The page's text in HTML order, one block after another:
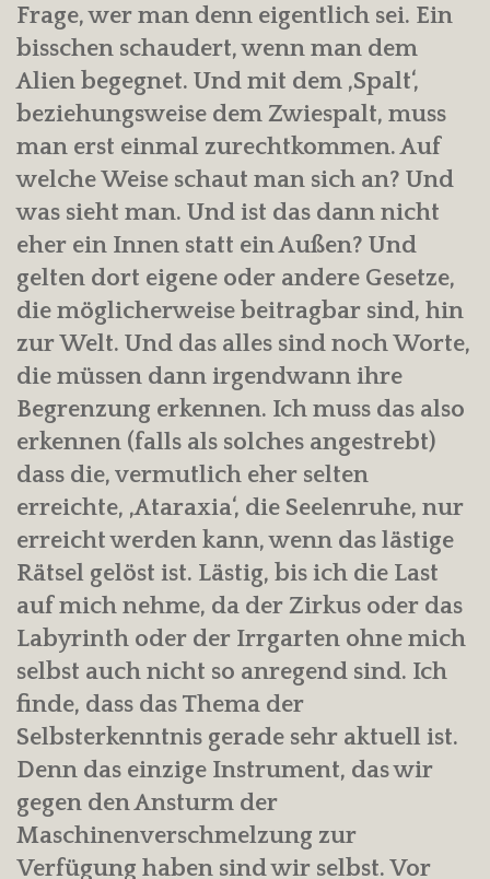
Frage, wer man denn eigentlich sei. Ein
bisschen schaudert, wenn man dem
Alien begegnet. Und mit dem ‚Spalt‘,
beziehungsweise dem Zwiespalt, muss
man erst einmal zurechtkommen. Auf
welche Weise schaut man sich an? Und
was sieht man. Und ist das dann nicht
eher ein Innen statt ein Außen? Und
gelten dort eigene oder andere Gesetze,
die möglicherweise beitragbar sind, hin
zur Welt. Und das alles sind noch Worte,
die müssen dann irgendwann ihre
Begrenzung erkennen. Ich muss das also
erkennen (falls als solches angestrebt)
dass die, vermutlich eher selten
erreichte, ‚Ataraxia‘, die Seelenruhe, nur
erreicht werden kann, wenn das lästige
Rätsel gelöst ist. Lästig, bis ich die Last
auf mich nehme, da der Zirkus oder das
Labyrinth oder der Irrgarten ohne mich
selbst auch nicht so anregend sind. Ich
finde, dass das Thema der
Selbsterkenntnis gerade sehr aktuell ist.
Denn das einzige Instrument, das wir
gegen den Ansturm der
Maschinenverschmelzung zur
Verfügung haben sind wir selbst. Vor